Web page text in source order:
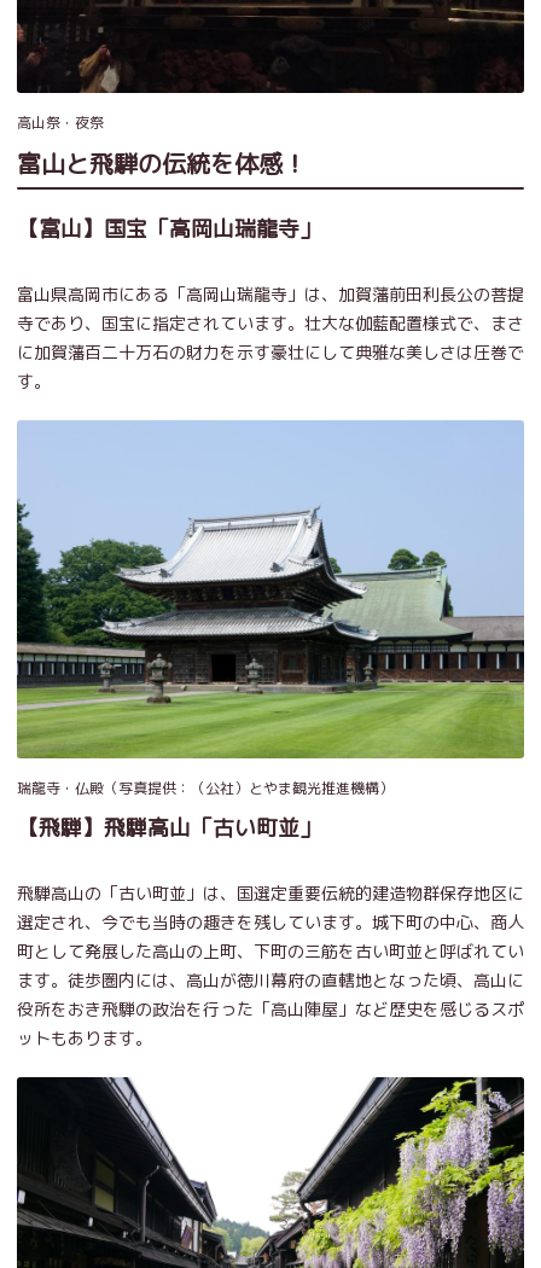
高山祭・夜祭
富山と飛騨の伝統を体感！
【富山】国宝「高岡山瑞龍寺」
富山県高岡市にある「高岡山瑞龍寺」は、加賀藩前田利長公の菩提
寺であり、国宝に指定されています。壮大な伽藍配置様式で、まさ
に加賀藩百二十万石の財力を示す豪壮にして典雅な美しさは圧巻で
す。
瑞龍寺・仏殿（写真提供：（公社）とやま観光推進機構）
【飛騨】飛騨高山「古い町並」
飛騨高山の「古い町並」は、国選定重要伝統的建造物群保存地区に
選定され、今でも当時の趣きを残しています。城下町の中心、商人
町として発展した高山の上町、下町の三筋を古い町並と呼ばれてい
ます。徒歩圏内には、高山が徳川幕府の直轄地となった頃、高山に
役所をおき飛騨の政治を行った「高山陣屋」など歴史を感じるスポ
ットもあります。